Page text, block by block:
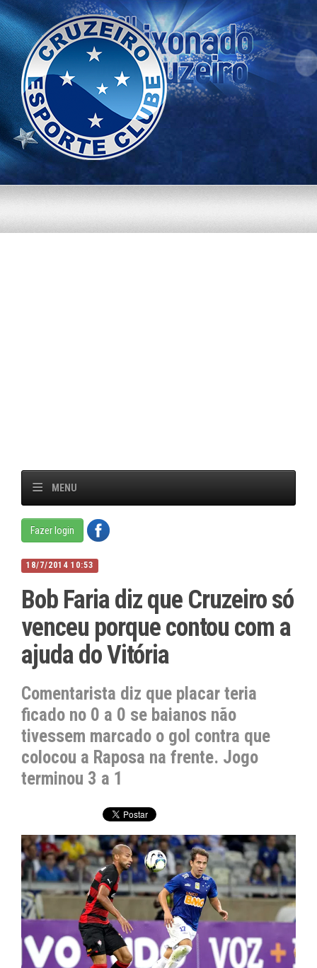
MENU
Fazer login
18/7/2014 10:53
Bob Faria diz que Cruzeiro só
venceu porque contou com a
ajuda do Vitória
Comentarista diz que placar teria
ficado no 0 a 0 se baianos não
tivessem marcado o gol contra que
colocou a Raposa na frente. Jogo
terminou 3 a 1